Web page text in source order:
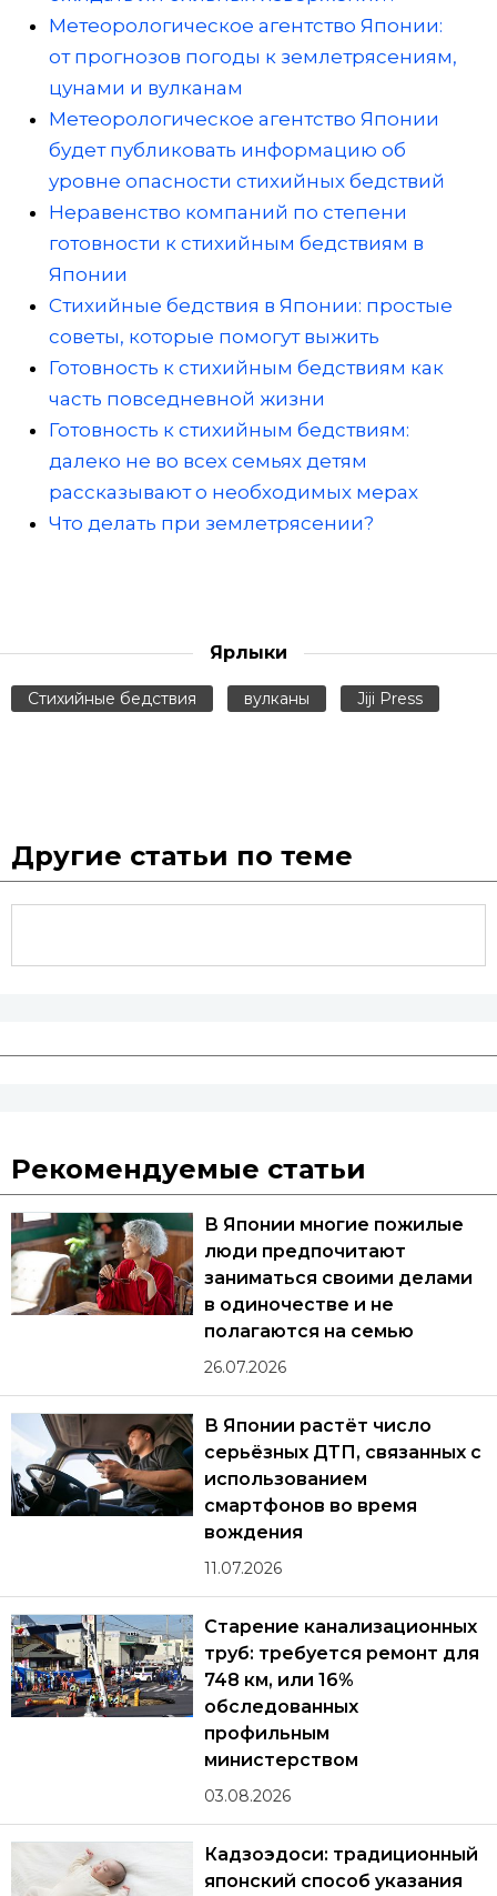
Метеорологическое агентство Японии:
от прогнозов погоды к землетрясениям,
цунами и вулканам
Метеорологическое агентство Японии
будет публиковать информацию об
уровне опасности стихийных бедствий
Неравенство компаний по степени
готовности к стихийным бедствиям в
Японии
Стихийные бедствия в Японии: простые
советы, которые помогут выжить
Готовность к стихийным бедствиям как
часть повседневной жизни
Готовность к стихийным бедствиям:
далеко не во всех семьях детям
рассказывают о необходимых мерах
Что делать при землетрясении?
Ярлыки
Стихийные бедствия вулканы Jiji Press
Другие статьи по теме
Рекомендуемые статьи
В Японии многие пожилые
люди предпочитают
заниматься своими делами
в одиночестве и не
полагаются на семью
26.07.2026
В Японии растёт число
серьёзных ДТП, связанных с
использованием
смартфонов во время
вождения
11.07.2026
Старение канализационных
труб: требуется ремонт для
748 км, или 16%
обследованных
профильным
министерством
03.08.2026
Кадзоэдоси: традиционный
японский способ указания